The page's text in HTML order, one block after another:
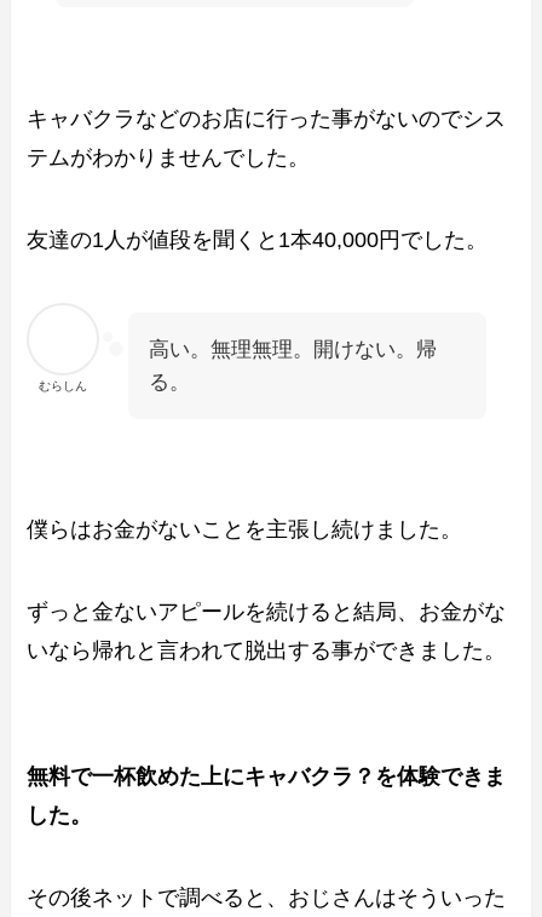
キャバクラなどのお店に行った事がないのでシス
テムがわかりませんでした。
友達の1人が値段を聞くと1本40,000円でした。
むらしん
高い。無理無理。開けない。帰
る。
僕らはお金がないことを主張し続けました。
ずっと金ないアピールを続けると結局、お金がな
いなら帰れと言われて脱出する事ができました。
無料で一杯飲めた上にキャバクラ？を体験できま
した。
その後ネットで調べると、おじさんはそういった